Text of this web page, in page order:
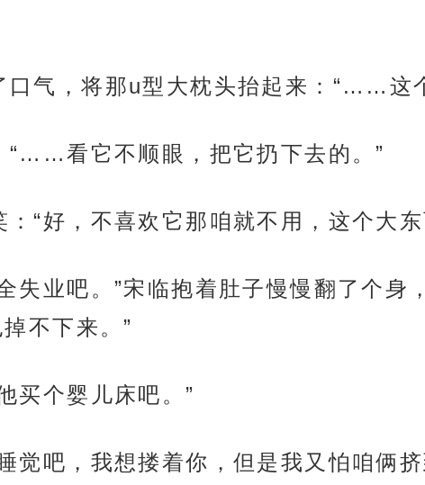
口气，将那u型大枕头抬起来：“……这
“……看它不顺眼，把它扔下去的。”
：“好，不喜欢它那咱就不用，这个大
失业吧。”宋临抱着肚子慢慢翻了个
不下来。”
买个婴儿床吧。”
觉吧，我想搂着你，但是我又怕咱俩挤